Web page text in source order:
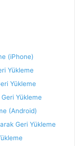
(iPhone)
Yükleme
Yükleme
Yükleme
(Android)
Geri Yükleme